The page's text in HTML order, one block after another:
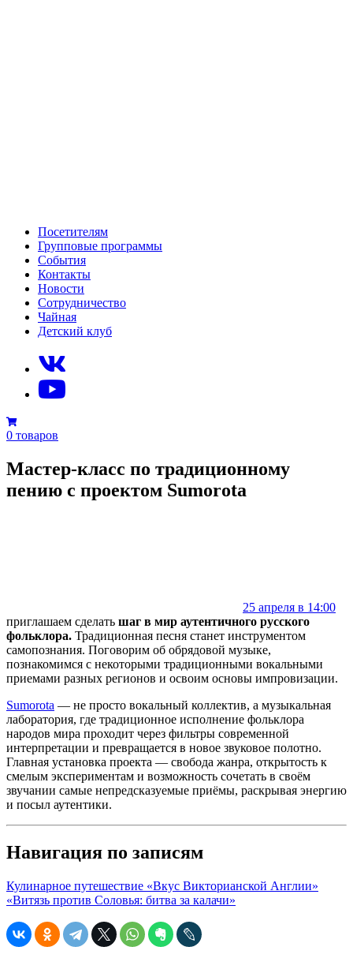
Посетителям
Групповые программы
События
Контакты
Новости
Сотрудничество
Чайная
Детский клуб
0 товаров
Мастер-класс по традиционному
пению с проектом Sumorota
25 апреля в 14:00
приглашаем сделать шаг в мир аутентичного русского
фольклора. Традиционная песня станет инструментом
самопознания. Поговорим об обрядовой музыке,
познакомимся с некоторыми традиционными вокальными
приемами разных регионов и освоим основы импровизации.
Sumorota — не просто вокальный коллектив, а музыкальная
лаборатория, где традиционное исполнение фольклора
народов мира проходит через фильтры современной
интерпретации и превращается в новое звуковое полотно.
Главная установка проекта — свобода жанра, открытость к
смелым экспериментам и возможность сочетать в своём
звучании самые непредсказуемые приёмы, раскрывая энергию
и посыл аутентики.
Навигация по записям
Кулинарное путешествие «Вкус Викторианской Англии»
«Витязь против Соловья: битва за калачи»